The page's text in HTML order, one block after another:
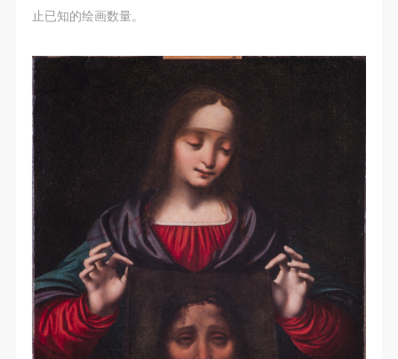
止已知的绘画数量。